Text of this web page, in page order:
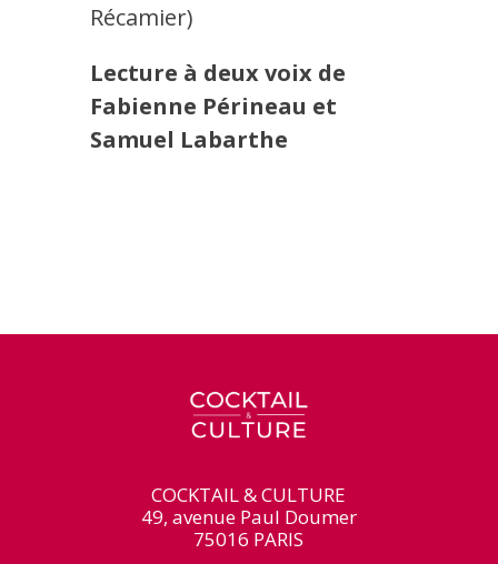
Récamier)
Lecture à deux voix de
Fabienne Périneau et
Samuel Labarthe
COCKTAIL & CULTURE
49, avenue Paul Doumer
75016 PARIS